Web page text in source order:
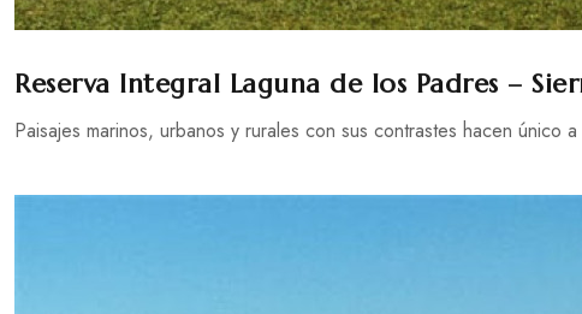
Reserva Integral Laguna de los Padres –
Paisajes marinos, urbanos y rurales con sus contrastes hacen